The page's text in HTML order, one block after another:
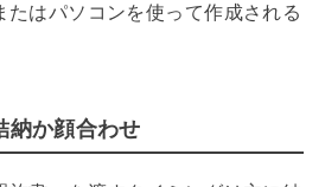
たはパソコンを使って作成される
納か顔合わせ